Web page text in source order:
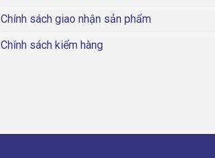
Chính sách giao nhận sản phẩm
Chính sách kiểm hàng